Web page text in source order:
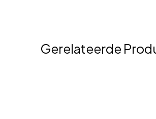
Gerelateerde